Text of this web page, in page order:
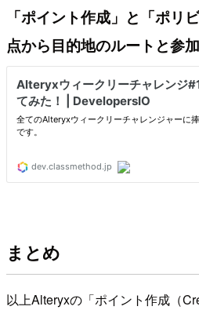
「ポイント作成」と「ポリ
点から目的地のルートと参
まとめ
以上Alteryxの「ポイント作成（